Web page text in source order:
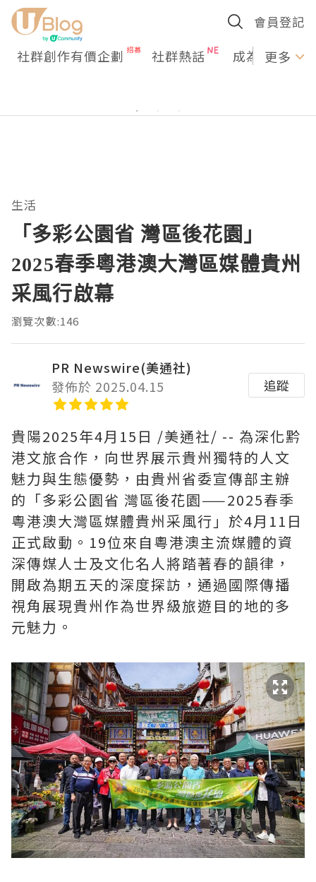
會員登記
社群創作有價企劃 社群熱話 成為U更多
生活
「多彩公園省 灣區後花園」
2025春季粵港澳大灣區媒體貴州
采風行啟幕
瀏覽次數:146
PR Newswire(美通社)
發佈於 2025.04.15
追蹤
貴陽2025年4月15日 /美通社/ -- 為深化黔
港文旅合作，向世界展示貴州獨特的人文
魅力與生態優勢，由貴州省委宣傳部主辦
的「多彩公園省 灣區後花園——2025春季
粵港澳大灣區媒體貴州采風行」於4月11日
正式啟動。19位來自粵港澳主流媒體的資
深傳媒人士及文化名人將踏著春的韻律，
開啟為期五天的深度探訪，通過國際傳播
視角展現貴州作為世界級旅遊目的地的多
元魅力。